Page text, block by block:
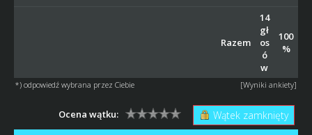
Razem
14
gł
os
ó
w
100
%
*) odpowiedź wybrana przez Ciebie [Wyniki ankiety]
Wątek zamknięty
Ocena wątku: